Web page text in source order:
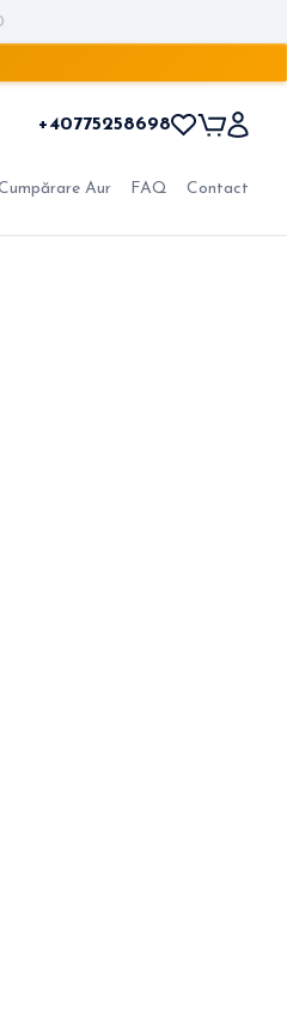
+40775258698
Aur FAQ Contact